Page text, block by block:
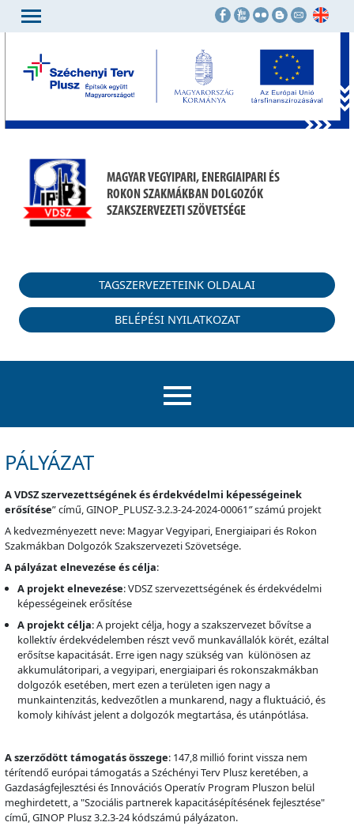
MAGYAR VEGYIPARI, ENERGIAIPARI ÉS
ROKON SZAKMÁKBAN DOLGOZÓK
SZAKSZERVEZETI SZÖVETSÉGE
TAGSZERVEZETEINK OLDALAI
BELÉPÉSI NYILATKOZAT
PÁLYÁZAT
A VDSZ szervezettségének és érdekvédelmi képességeinek
erősítése” című, GINOP_PLUSZ-3.2.3-24-2024-00061”számú projekt
A kedvezményezett neve: Magyar Vegyipari, Energiaipari és Rokon
Szakmákban Dolgozók Szakszervezeti Szövetsége.
A pályázat elnevezése és célja:
A projekt elnevezése: VDSZ szervezettségének és érdekvédelmi
képességeinek erősítése
A projekt célja: A projekt célja, hogy a szakszervezet bővítse a
kollektív érdekvédelemben részt vevő munkavállalók körét, ezáltal
erősítse kapacitását. Erre igen nagy szükség van különösen az
akkumulátoripari, a vegyipari, energiaipari és rokonszakmákban
dolgozók esetében, mert ezen a területen igen nagy a
munkaintenzitás, kedvezőtlen a munkarend, nagy a fluktuáció, és
komoly kihívást jelent a dolgozók megtartása, és utánpótlása.
A szerződött támogatás összege: 147,8 millió forint vissza nem
térítendő európai támogatás a Széchényi Terv Plusz keretében, a
Gazdaságfejlesztési és Innovációs Operatív Program Pluszon belül
meghirdetett, a "Szociális partnerek kapacitásépítésének fejlesztése"
című, GINOP Plusz 3.2.3-24 kódszámú pályázaton.